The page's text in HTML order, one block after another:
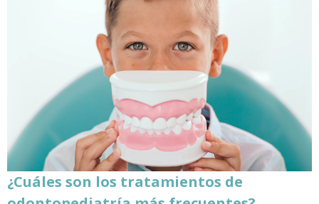
¿Cuáles son los tratamientos de